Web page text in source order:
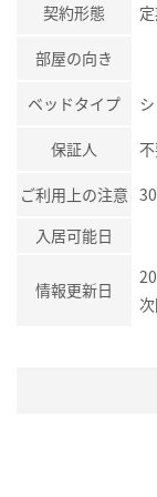
契約形態
部屋の向き
ベッドタイプ
保証人
ご利用上の注意
入居可能日
情報更新日